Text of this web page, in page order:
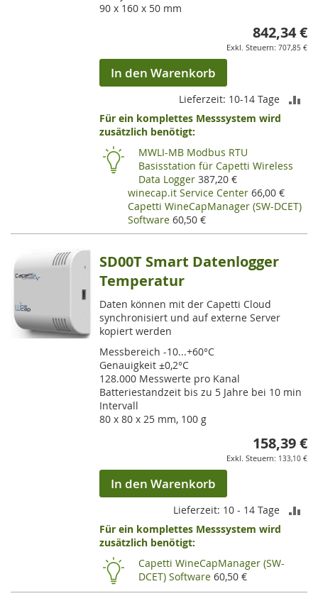
90 x 160 x 50 mm
842,34 €
707,85 €
In den Warenkorb
Lieferzeit: 10-14 Tage
Für ein komplettes Messsystem wird
zusätzlich benötigt:
MWLI-MB Modbus RTU
Basisstation für Capetti Wireless
Data Logger 387,20 €
winecap.it Service Center 66,00 €
Capetti WineCapManager (SW-DCET)
Software 60,50 €
SD00T Smart Datenlogger
Temperatur
Daten können mit der Capetti Cloud
synchronisiert und auf externe Server
kopiert werden
Messbereich -10...+60°C
Genauigkeit ±0,2°C
128.000 Messwerte pro Kanal
Batteriestandzeit bis zu 5 Jahre bei 10 min
Intervall
80 x 80 x 25 mm, 100 g
158,39 €
133,10 €
In den Warenkorb
Lieferzeit: 10 - 14 Tage
Für ein komplettes Messsystem wird
zusätzlich benötigt:
Capetti WineCapManager (SW-
DCET) Software 60,50 €